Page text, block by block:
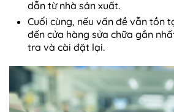
dẫn từ nhà sản xuất.
Cuối cùng, nếu vấn đề vẫn tồn
đến cửa hàng sửa chữa gần
tra và cài đặt lại.